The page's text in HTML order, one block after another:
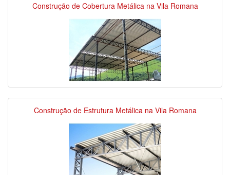
Construção de Cobertura Metálica na Vila Romana
Construção de Estrutura Metálica na Vila Romana